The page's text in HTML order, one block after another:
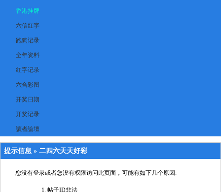
香港挂牌
六信红字
跑狗记录
全年资料
红字记录
六合彩图
开奖日期
开奖记录
讀者論壇
提示信息 » 二四六天天好彩
您没有登录或者您没有权限访问此页面，可能有如下几个原因:
帖子ID非法